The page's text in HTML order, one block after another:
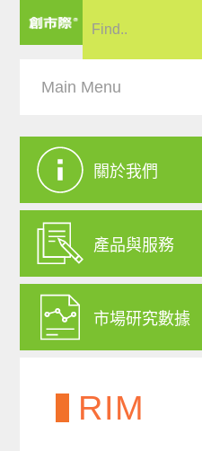
關於我們
產品與服務
市場研究數據
RIM